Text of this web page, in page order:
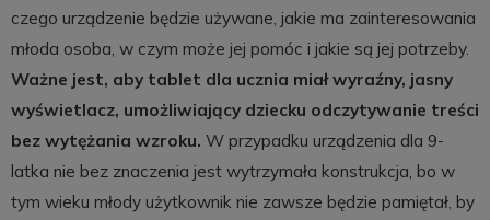
czego urządzenie będzie używane, jakie ma zainteresowania
młoda osoba, w czym może jej pomóc i jakie są jej potrzeby.
Ważne jest, aby tablet dla ucznia miał wyraźny, jasny
wyświetlacz, umożliwiający dziecku odczytywanie treści
bez wytężania wzroku. W przypadku urządzenia dla 9-
latka nie bez znaczenia jest wytrzymała konstrukcja, bo w
tym wieku młody użytkownik nie zawsze będzie pamiętał, by